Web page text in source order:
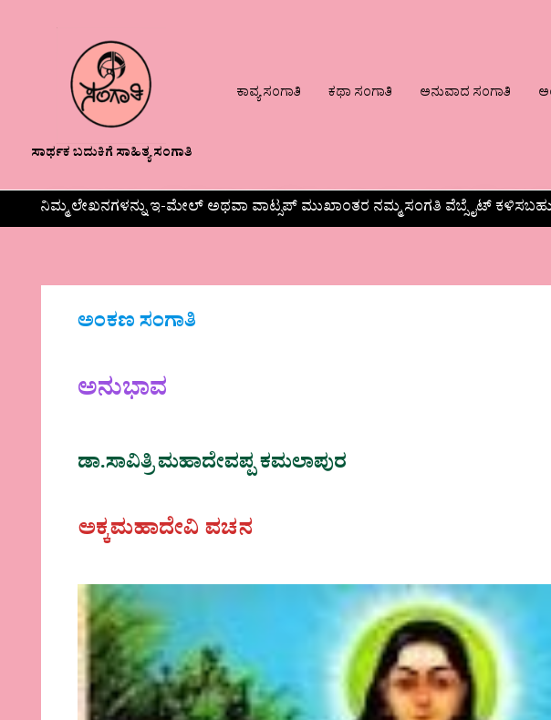
ಸಾರ್ಥಕ ಬದುಕಿಗೆ ಸಾಹಿತ್ಯ ಸಂಗಾತಿ
ಕಾವ್ಯ ಸಂಗಾತಿ ಕಥಾ ಸಂಗಾತಿ ಅನುವಾದ ಸಂಗಾತಿ
ನಿಮ್ಮ ಲೇಖನಗಳನ್ನು ಇ-ಮೇಲ್ ಅಥವಾ ವಾಟ್ಸಪ್ ಮುಖಾಂತರ ನಮ್ಮ ಸಂಗತಿ ವೆಬ್ಸೈಟ್
ಅಂಕಣ ಸಂಗಾತಿ
ಅನುಭಾವ
ಡಾ.ಸಾವಿತ್ರಿ ಮಹಾದೇವಪ್ಪ ಕಮಲಾಪುರ
ಅಕ್ಕಮಹಾದೇವಿ ವಚನ